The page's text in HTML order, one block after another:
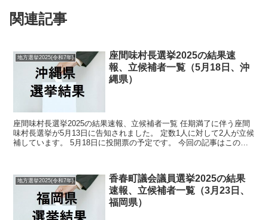
関連記事
地方選挙2025(令和7年)
座間味村長選挙2025の結果速
報、立候補者一覧（5月18日、沖
縄県）
座間味村長選挙2025の結果速報、立候補者一覧 任期満了に伴う座間
味村長選挙が5月13日に告知されました。 定数1人に対して2人が立候
補しています。 5月18日に投開票の予定です。 今回の記事はこの座
地方選挙2025(令和7年)
香春町議会議員選挙2025の結果
速報、立候補者一覧（3月23日、
福岡県）